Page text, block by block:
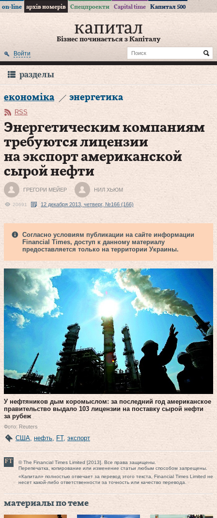
on-line архів номерів Спецпроекти Capital time Капитал 500
Бізнес починається з Капіталу
Войти
разделы
економіка энергетика
RSS
Энергетическим компаниям
требуются лицензии
на экспорт американской
сырой нефти
ГРЕГОРИ МЕЙЕР НИЛ ХЬЮМ
20691 12 декабря 2013, четверг, №166 (166)
Согласно условиям публикации на сайте информации
Financial Times, доступ к данному материалу
предоставляется только на территории Украины.
У нефтяников дым коромыслом: за последний год американское
правительство выдало 103 лицензии на поставку сырой нефти
за рубеж
Фото: Reuters
США нефть FT, экспорт
© The Financial Times Limited [2013]. Все права защищены.
Перепечатка, копирование или изменение статьи любым способом запрещены.
«Капитал» полностью отвечает за перевод этого текста, Financial Times Limited не
несет какой-либо ответственности за точность или качество перевода.
материалы по теме